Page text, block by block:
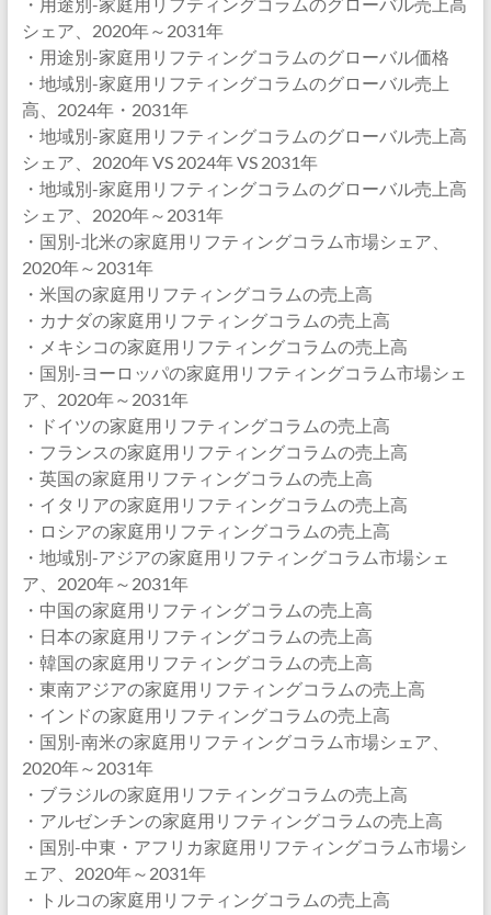
シェア、2020年～2031年
・用途別-家庭用リフティングコラムのグローバル価格
・地域別-家庭用リフティングコラムのグローバル売上
高、2024年・2031年
・地域別-家庭用リフティングコラムのグローバル売上高
シェア、2020年 VS 2024年 VS 2031年
・地域別-家庭用リフティングコラムのグローバル売上高
シェア、2020年～2031年
・国別-北米の家庭用リフティングコラム市場シェア、
2020年～2031年
・米国の家庭用リフティングコラムの売上高
・カナダの家庭用リフティングコラムの売上高
・メキシコの家庭用リフティングコラムの売上高
・国別-ヨーロッパの家庭用リフティングコラム市場シェ
ア、2020年～2031年
・ドイツの家庭用リフティングコラムの売上高
・フランスの家庭用リフティングコラムの売上高
・英国の家庭用リフティングコラムの売上高
・イタリアの家庭用リフティングコラムの売上高
・ロシアの家庭用リフティングコラムの売上高
・地域別-アジアの家庭用リフティングコラム市場シェ
ア、2020年～2031年
・中国の家庭用リフティングコラムの売上高
・日本の家庭用リフティングコラムの売上高
・韓国の家庭用リフティングコラムの売上高
・東南アジアの家庭用リフティングコラムの売上高
・インドの家庭用リフティングコラムの売上高
・国別-南米の家庭用リフティングコラム市場シェア、
2020年～2031年
・ブラジルの家庭用リフティングコラムの売上高
・アルゼンチンの家庭用リフティングコラムの売上高
・国別-中東・アフリカ家庭用リフティングコラム市場シ
ェア、2020年～2031年
・トルコの家庭用リフティングコラムの売上高